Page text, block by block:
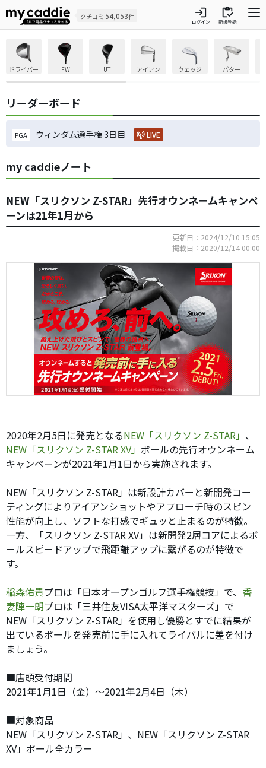
クチコミ 54,053件 login
ログイン
inventory
新規登録
ドライバー FW UT アイアン ウェッジ パター
リーダーボード
PGA ウィンダム選手権 3日目 LIVE
my caddieノート
NEW「スリクソン Z-STAR」先行オウンネームキャンペ
ーンは21年1月から
更新日：2024/12/10 15:05
掲載日：2020/12/14 00:00
2020年2月5日に発売となるNEW「スリクソン Z-STAR」 、
NEW「スリクソン Z-STAR XV」 ボールの先行オウンネーム
キャンペーンが2021年1月1日から実施されます。
NEW「スリクソン Z-STAR」は新設計カバーと新開発コー
ティングによりアイアンショットやアプローチ時のスピン
性能が向上し、ソフトな打感でギュッと止まるのが特徴。
一方、「スリクソン Z-STAR XV」は新開発2層コアによるボ
ールスピードアップで飛距離アップに繋がるのが特徴で
す。
稲森佑貴プロは「日本オープンゴルフ選手権競技」で、 香
妻陣一朗プロは「三井住友VISA太平洋マスターズ」で
NEW「スリクソン Z-STAR」を使用し優勝とすでに結果が
出ているボールを発売前に手に入れてライバルに差を付け
ましょう。
■店頭受付期間
2021年1月1日（金）〜2021年2月4日（木）
■対象商品
NEW「スリクソン Z-STAR」、NEW「スリクソン Z-STAR
XV」ボール全カラー